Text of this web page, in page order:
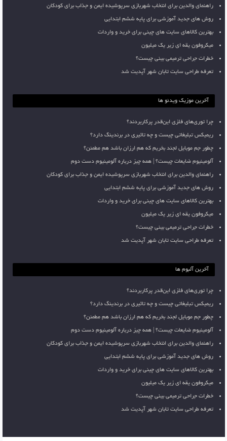
راهنمای والدین برای انتخاب شهربازی سرپوشیده ایمن و جذاب برای کودکان
روش های جدید آموزشی برای پایه ششم ابتدایی
بهترین کالاهای سایت های چینی برای خرید و واردات
میکروفون یقه ای زیر یک میلیون
خطرات جراحی ترمیمی بینی چیست؟
تعرفه طراحی سایت تابان شهر آپدیت شد
آخرین موزیک ویدئو ها
چرا توری‌های فلزی این‌قدر پرکاربردند؟
ریمیکس تبلیغاتی چیست و چه تاثیری در برندینگ دارد؟
چطور جم موبایل لجند بخریم که هم ارزان باشد هم مطمئن؟
آلومینیوم ضایعات چیست؟ | همه چیز درباره آلومینیوم دست دوم
راهنمای والدین برای انتخاب شهربازی سرپوشیده ایمن و جذاب برای کودکان
روش های جدید آموزشی برای پایه ششم ابتدایی
بهترین کالاهای سایت های چینی برای خرید و واردات
میکروفون یقه ای زیر یک میلیون
خطرات جراحی ترمیمی بینی چیست؟
تعرفه طراحی سایت تابان شهر آپدیت شد
آخرین آلبوم ها
چرا توری‌های فلزی این‌قدر پرکاربردند؟
ریمیکس تبلیغاتی چیست و چه تاثیری در برندینگ دارد؟
چطور جم موبایل لجند بخریم که هم ارزان باشد هم مطمئن؟
آلومینیوم ضایعات چیست؟ | همه چیز درباره آلومینیوم دست دوم
راهنمای والدین برای انتخاب شهربازی سرپوشیده ایمن و جذاب برای کودکان
روش های جدید آموزشی برای پایه ششم ابتدایی
بهترین کالاهای سایت های چینی برای خرید و واردات
میکروفون یقه ای زیر یک میلیون
خطرات جراحی ترمیمی بینی چیست؟
تعرفه طراحی سایت تابان شهر آپدیت شد